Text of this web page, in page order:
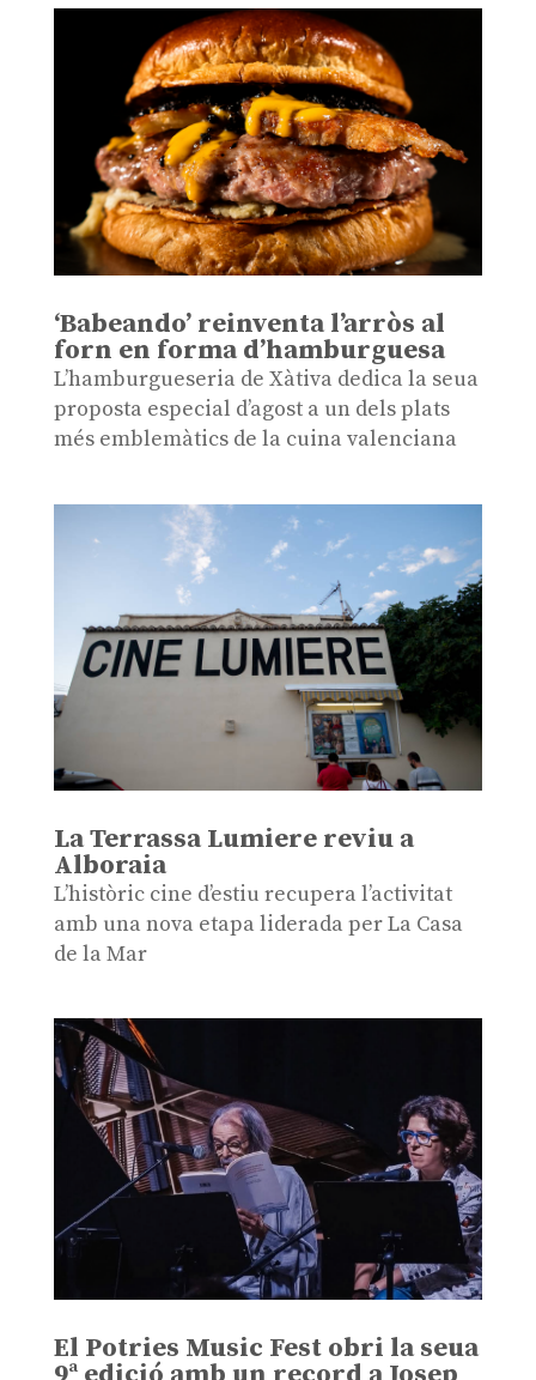
‘Babeando’ reinventa l’arròs al
forn en forma d’hamburguesa
L’hamburgueseria de Xàtiva dedica la seua
proposta especial d’agost a un dels plats
més emblemàtics de la cuina valenciana
La Terrassa Lumiere reviu a
Alboraia
L’històric cine d’estiu recupera l’activitat
amb una nova etapa liderada per La Casa
de la Mar
El Potries Music Fest obri la seua